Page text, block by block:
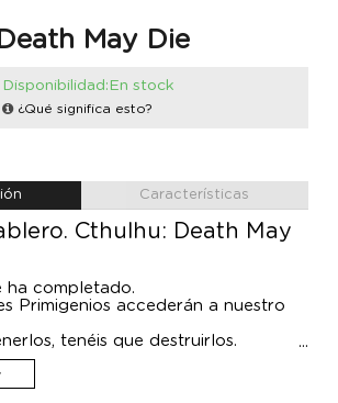
May Die
Disponibilidad:En stock
¿Qué significa esto?
Características
Cthulhu: Death May
ha completado.
Primigenios accederán a nuestro
tenéis que destruirlos.
apocalíptica está a punto de
en nuestro mundo. ¡Su
es inminente! ¿Qué vais a